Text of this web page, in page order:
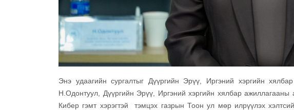
Энэ удаагийн сургалтыг Дүүргийн Эрүү, Иргэний хэргийн
Н.Одонтуул, Дүүргийн Эрүү, Иргэний хэргийн хялбар
Кибер гэмт хэрэгтэй тэмцэх газрын Тоон ул мөр илрүүлэх